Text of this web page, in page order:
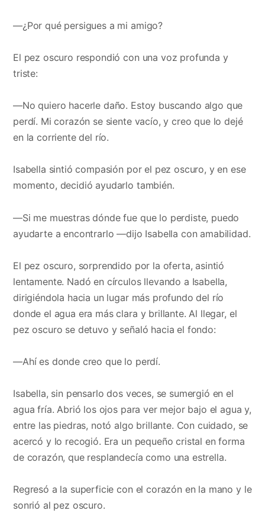
—¿Por qué persigues a mi amigo?
El pez oscuro respondió con una voz profunda y
triste:
—No quiero hacerle daño. Estoy buscando algo que
perdí. Mi corazón se siente vacío, y creo que lo dejé
en la corriente del río.
Isabella sintió compasión por el pez oscuro, y en ese
momento, decidió ayudarlo también.
—Si me muestras dónde fue que lo perdiste, puedo
ayudarte a encontrarlo —dijo Isabella con amabilidad.
El pez oscuro, sorprendido por la oferta, asintió
lentamente. Nadó en círculos llevando a Isabella,
dirigiéndola hacia un lugar más profundo del río
donde el agua era más clara y brillante. Al llegar, el
pez oscuro se detuvo y señaló hacia el fondo:
—Ahí es donde creo que lo perdí.
Isabella, sin pensarlo dos veces, se sumergió en el
agua fría. Abrió los ojos para ver mejor bajo el agua y,
entre las piedras, notó algo brillante. Con cuidado, se
acercó y lo recogió. Era un pequeño cristal en forma
de corazón, que resplandecía como una estrella.
Regresó a la superficie con el corazón en la mano y le
sonrió al pez oscuro.